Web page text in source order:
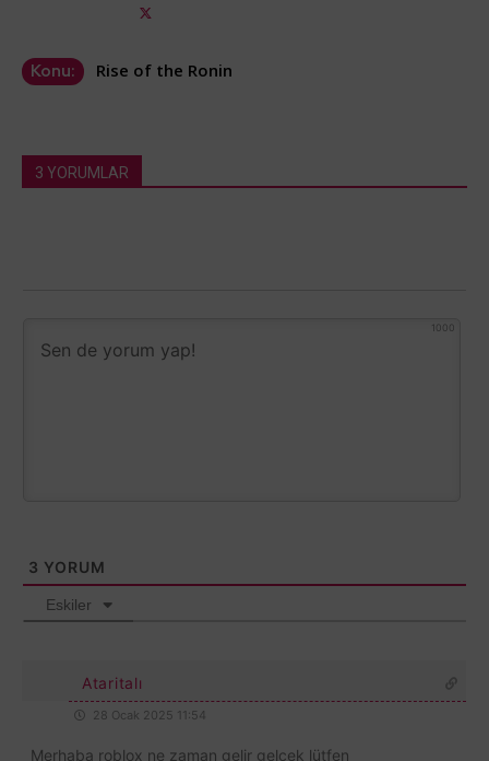
Konu: Rise of the Ronin
3 YORUMLAR
1000
3 YORUM
Eskiler
Ataritalı
28 Ocak 2025 11:54
Merhaba roblox ne zaman gelir gelcek lütfen